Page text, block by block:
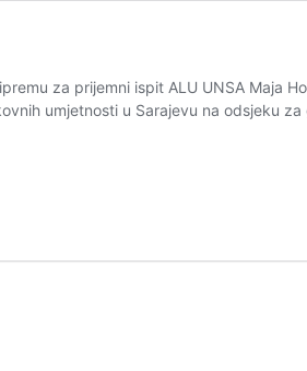
za prijemni ispit ALU UNSA Maja
umjetnosti u Sarajevu na odsjeku